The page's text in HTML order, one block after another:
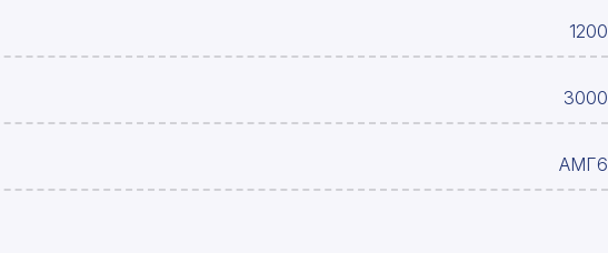
1200
3000
АМГ6